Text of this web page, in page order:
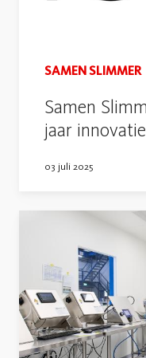
SAMEN SLIMMER
Samen
jaar
03 juli 2025